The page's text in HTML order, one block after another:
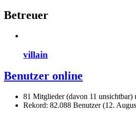
Betreuer
villain
Benutzer online
81 Mitglieder (davon 11 unsichtbar)
Rekord: 82.088 Benutzer (12.